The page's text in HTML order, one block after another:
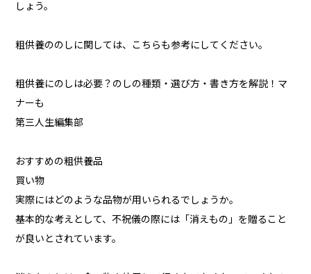
しょう。
粗供養ののしに関しては、こちらも参考にしてください。
粗供養にのしは必要？のしの種類・選び方・書き方を解説！マ
ナーも
第三人生編集部
おすすめの粗供養品
買い物
実際にはどのような品物が用いられるでしょうか。
基本的な考えとして、不祝儀の際には「消えもの」を贈ること
が良いとされています。